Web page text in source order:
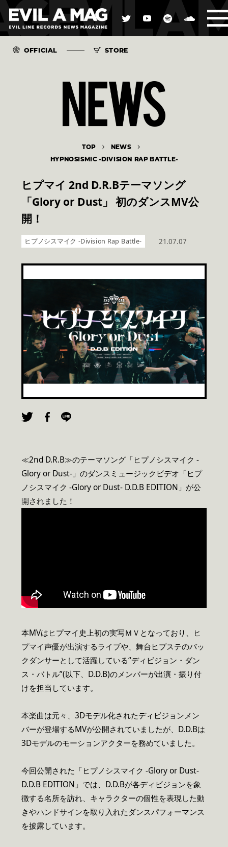
OFFICIAL STORE
TOP NEWS
HYPNOSISMIC -DIVISION RAP BATTLE-
ヒプマイ 2nd D.R.Bテーマソング
「Glory or Dust」 初のダンスMV公
開！
ヒプノシスマイク -Division Rap Battle- 21.07.07
≪2nd D.R.B≫のテーマソング「ヒプノシスマイク -
Glory or Dust-」のダンスミュージックビデオ「ヒプ
ノシスマイク -Glory or Dust- D.D.B EDITION」が公
開されました！
本MVはヒプマイ史上初の実写ＭＶとなっており、ヒ
プマイ声優が出演するライブや、舞台ヒプステのバッ
クダンサーとして活躍している“ディビジョン・ダン
ス・バトル”(以下、D.D.B)のメンバーが出演・振り付
けを担当しています。
本楽曲は元々、3Dモデル化されたディビジョンメン
バーが登場するMVが公開されていましたが、D.D.Bは
3Dモデルのモーションアクターを務めていました。
今回公開された「ヒプノシスマイク -Glory or Dust-
D.D.B EDITION」では、D.D.Bが各ディビジョンを象
徴する名所を訪れ、キャラクターの個性を表現した動
きやハンドサインを取り入れたダンスパフォーマンス
を披露しています。